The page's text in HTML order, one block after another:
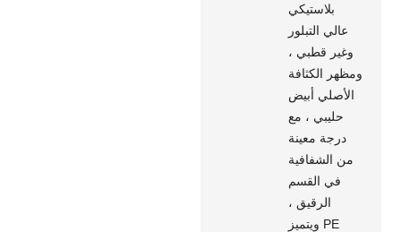
بلاستيكي
عالي التبلور
وغير قطبي ،
ومظهر الكثافة
الأصلي أبيض
حليبي ، مع
درجة معينة
من الشفافية
في القسم
الرقيق ،
ويتميز PE